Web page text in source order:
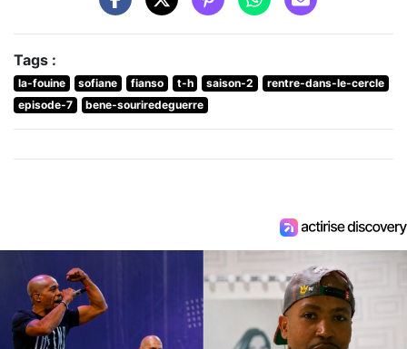
Tags :
la-fouine sofiane fianso t-h saison-2
rentre-dans-le-cercle
episode-7
bene-souriredeguerre